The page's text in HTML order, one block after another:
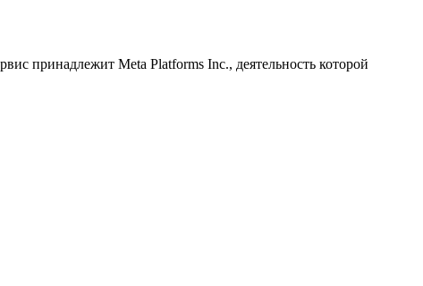
принадлежит Meta Platforms Inc., деятельность которой